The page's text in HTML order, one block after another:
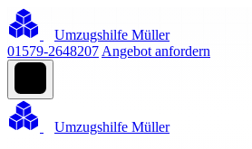
Umzugshilfe Müller
01579-2648207 Angebot anfordern
Umzugshilfe Müller